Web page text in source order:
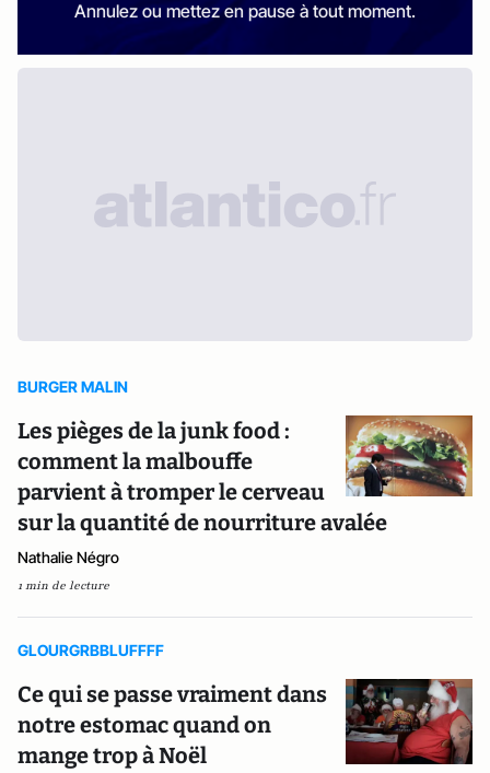
Annulez ou mettez en pause à tout moment.
BURGER MALIN
Les pièges de la junk food :
comment la malbouffe
parvient à tromper le cerveau
sur la quantité de nourriture avalée
Nathalie Négro
1 min de lecture
GLOURGRBBLUFFFF
Ce qui se passe vraiment dans
notre estomac quand on
mange trop à Noël